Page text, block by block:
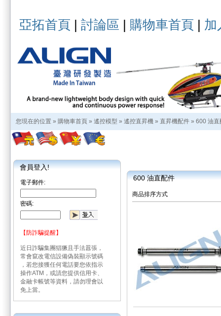
亞拓首頁 | 討論區 | 購物車首頁 | 加
您現在的位置 » 購物車首頁 » 遙控模型 » 遙控直昇機 » 直昇機配件 » 600 油直
會員登入!
電子郵件:
密碼:
【防詐騙提醒】
近日詐騙集團猖獗且手法囂張，
常會竄改電信設備偽裝顯示號碼
，若您接獲任何電話要您依指示
操作ATM，或請您提供信用卡、
金融卡帳號等資料，請勿理會以
免上當。
600 油直配件
商品排序方式